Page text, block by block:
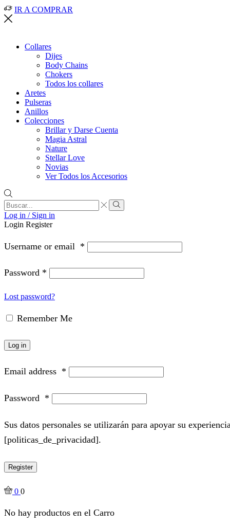
IR A COMPRAR
Collares
Dijes
Body Chains
Chokers
Todos los collares
Aretes
Pulseras
Anillos
Colecciones
Brillar y Darse Cuenta
Magia Astral
Nature
Stellar Love
Novias
Ver Todos los Accesorios
Search
input
Search
Log in / Sign in
Login Register
Username or email *
Password *
Lost password?
Remember Me
Log in
Email address *
Password *
Sus datos personales se utilizarán para apoyar su
[politicas_de_privacidad].
Register
0 0
No hay productos en el Carro